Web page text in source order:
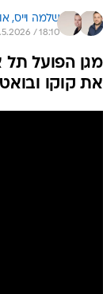
שלמה וייס,
/ 18:10
את קוקו